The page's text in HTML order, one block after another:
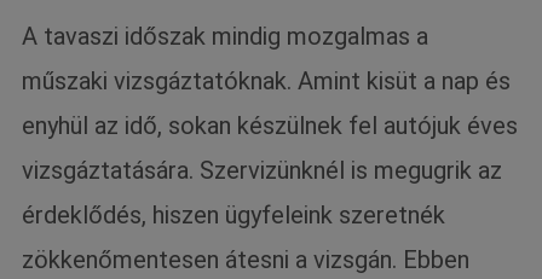
A tavaszi időszak mindig mozgalmas a
műszaki vizsgáztatóknak. Amint kisüt a nap és
enyhül az idő, sokan készülnek fel autójuk éves
vizsgáztatására. Szervizünknél is megugrik az
érdeklődés, hiszen ügyfeleink szeretnék
zökkenőmentesen átesni a vizsgán. Ebben